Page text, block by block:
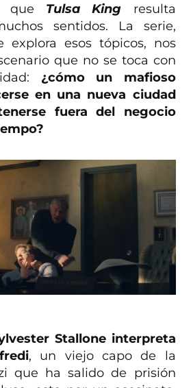
que Tulsa King resulta
sentidos. La serie,
explora esos tópicos, nos
que no se toca con
¿cómo un mafioso
en una nueva ciudad
fuera del negocio
Stallone interpreta
, un viejo capo de la
que ha salido de prisión